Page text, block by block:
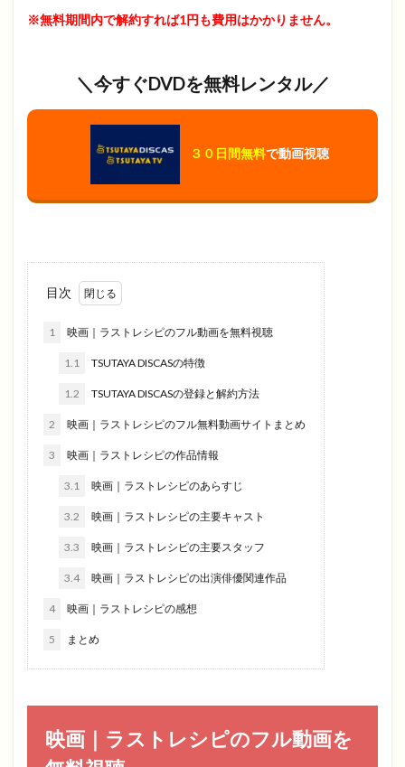
※無料期間内で解約すれば1円も費用はかかりません。
＼今すぐDVDを無料レンタル／
３０日間無料で動画視聴
目次
1 映画｜ラストレシピのフル動画を無料視聴
1.1 TSUTAYA DISCASの特徴
1.2 TSUTAYA DISCASの登録と解約方法
2 映画｜ラストレシピのフル無料動画サイトまとめ
3 映画｜ラストレシピの作品情報
3.1 映画｜ラストレシピのあらすじ
3.2 映画｜ラストレシピの主要キャスト
3.3 映画｜ラストレシピの主要スタッフ
3.4 映画｜ラストレシピの出演俳優関連作品
4 映画｜ラストレシピの感想
5 まとめ
映画｜ラストレシピのフル動画を